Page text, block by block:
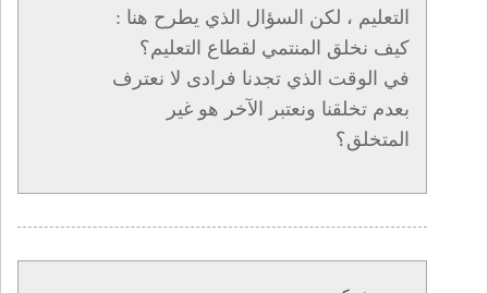
التعليم ، لكن السؤال الذي يطرح هنا :
كيف نخلق المنتمي لقطاع التعليم؟
في الوقت الذي تجدنا فرادى لا نعترف
بعدم تخلقنا ونعتبر الآخر هو غير
المتخلق؟